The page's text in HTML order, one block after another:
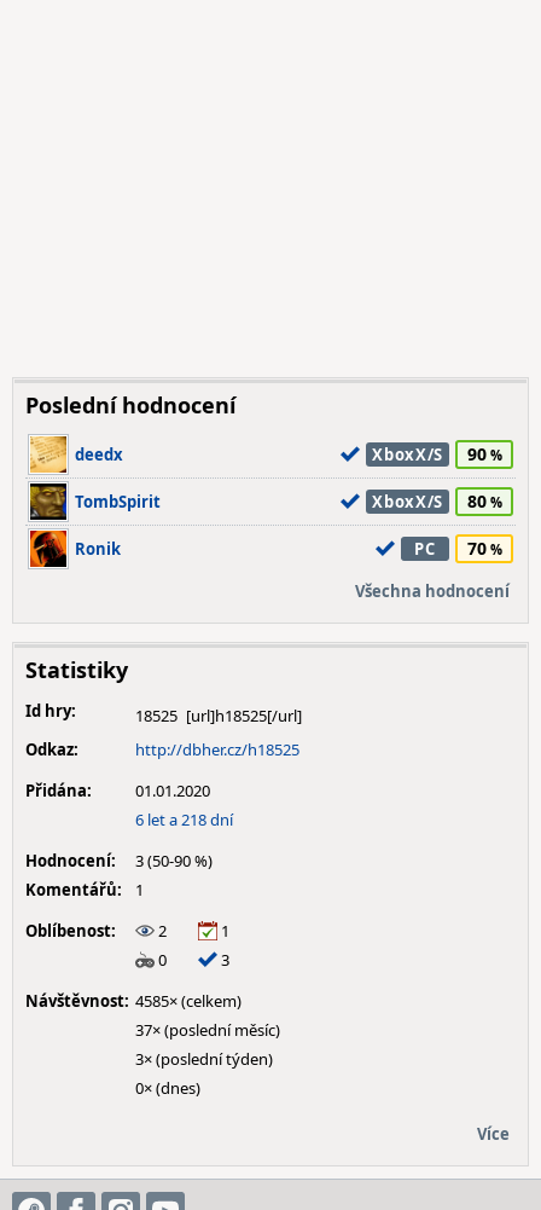
Poslední hodnocení
deedx XboxX/S 90
TombSpirit XboxX/S 80
Ronik PC 70
Všechna hodnocení
Statistiky
Id hry:
18525
Odkaz:
http://dbher.cz/h18525
Přidána:
01.01.2020
6 let a 218 dní
Hodnocení:
3 (50-90 %)
Komentářů:
1
Oblíbenost:
2
1
0
3
Návštěvnost: 4585× (celkem)
37× (poslední měsíc)
3× (poslední týden)
0× (dnes)
Více